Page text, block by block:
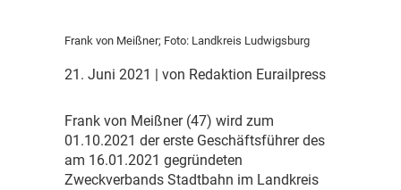
Frank von Meißner; Foto: Landkreis Ludwigsburg
21. Juni 2021 | von Redaktion Eurailpress
Frank von Meißner (47) wird zum
01.10.2021 der erste Geschäftsführer des
am 16.01.2021 gegründeten
Zweckverbands Stadtbahn im Landkreis